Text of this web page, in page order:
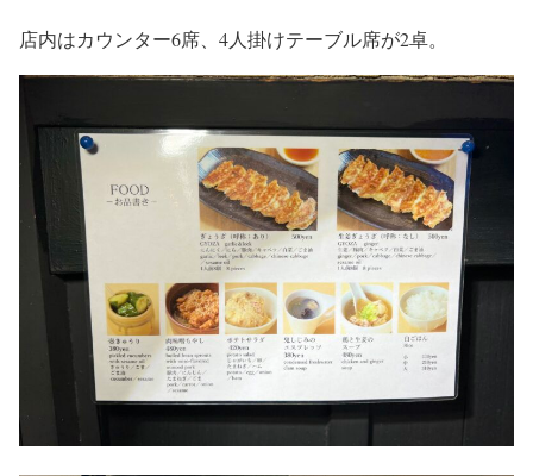
店内はカウンター6席、4人掛けテーブル席が2卓。